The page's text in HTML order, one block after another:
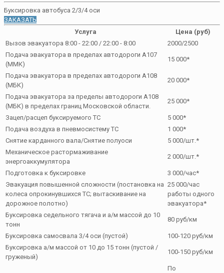
Буксировка автобуса 2/3/4 оси
ЗАКАЗАТЬ
Услуга
Цена (руб)
Вызов эвакуатора 8:00 - 22:00 / 22:00 - 8:00
2000/2500
Подача эвакуатора в пределах автодороги А107
(ММК)
15 000*
Подача эвакуатора в пределах автодороги А108
(МБК)
20 000*
Подача эвакуатора за пределы автодороги А108
(МБК) в пределах границ Московской области.
25 000*
Зацеп/расцеп буксируемого ТС
5 000*
Подача воздуха в пневмосистему ТС
1 000*
Снятие карданного вала/Снятие полуоси
5 000/шт.*
Механическое растормаживание
энергоаккумулятора
2 000/шт.*
Подготовка к буксировке
3 000/час*
Эвакуация повышенной сложности (постановка на
колеса опрокинувшихся ТС; вытаскивание на
дорожное полотно)
25 000/час
работы одного
эвакуатора*
Буксировка седельного тягача и а/м массой до 10
тонн
80 руб/км
Буксировка самосвала 3/4 оси (пустой)
100-120 руб/км
Буксировка а/м массой от 10 до 15 тонн (пустой /
груженый)
100-150 руб/км
По